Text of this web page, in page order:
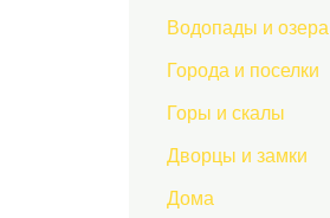
Водопады и озера
Города и поселки
Горы и скалы
Дворцы и замки
Дома